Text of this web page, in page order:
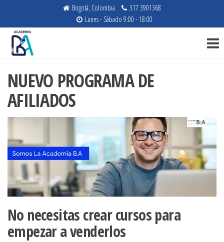
contenido
Bogotá, Colombia
317 3901368
Lunes - Sábado 9:00 - 18:00
de B.A.
Consultores
Auditoría
Impuestos
NUEVO PROGRAMA DE
AFILIADOS
No necesitas crear cursos para
empezar a venderlos